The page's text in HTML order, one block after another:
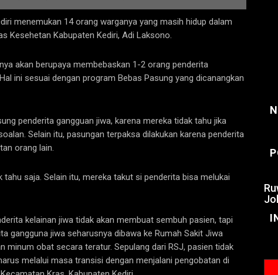
menemukan 14 orang warganya yang masih hidup dalam
Kesehetan Kabupaten Kediri, Adi Laksono.
akan berupaya membebaskan 1-2 orang penderita
ini sesuai dengan program Bebas Pasung yang dicanangkan
penderita gangguan jiwa, karena mereka tidak tahu jika
Selain itu, pasungan terpaksa dilakukan karena penderita
orang lain.
tahu saja. Selain itu, mereka takut si penderita bisa melukai
kelainan jiwa tidak akan membuat sembuh pasien, tapi
gangguna jiwa seharusnya dibawa ke Rumah Sakit Jiwa
minum obat secara teratur. Sepulang dari RSJ, pasien tidak
melalui masa transisi dengan menjalani pengobatan di